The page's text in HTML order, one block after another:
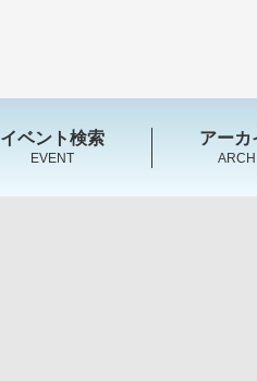
イベント検索
EVENT
アーカ